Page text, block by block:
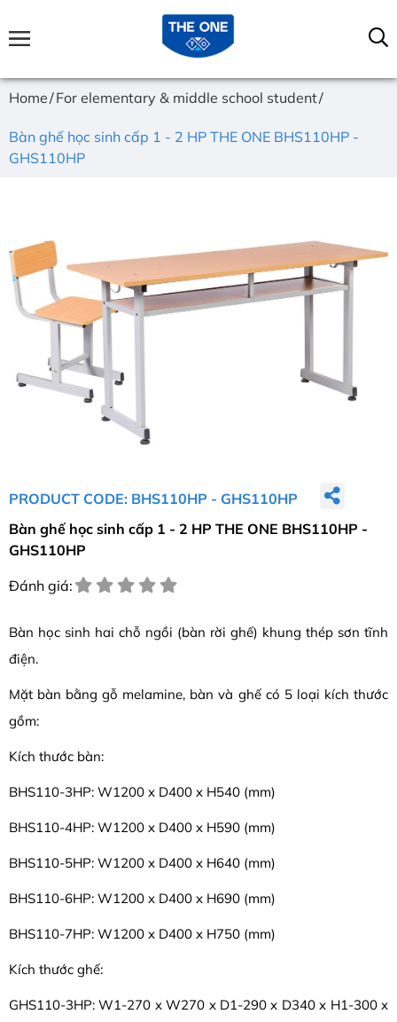
Home For elementary & middle school student
Bàn ghế học sinh cấp 1 - 2 HP THE ONE BHS110HP -
GHS110HP
PRODUCT CODE: BHS110HP - GHS110HP
Bàn ghế học sinh cấp 1 - 2 HP THE ONE BHS110HP -
GHS110HP
Đánh giá:
Bàn học sinh hai chỗ ngồi (bàn rời ghế) khung thép sơn tĩnh
điện.
Mặt bàn bằng gỗ melamine, bàn và ghế có 5 loại kích thước
gồm:
Kích thước bàn:
BHS110-3HP: W1200 x D400 x H540 (mm)
BHS110-4HP: W1200 x D400 x H590 (mm)
BHS110-5HP: W1200 x D400 x H640 (mm)
BHS110-6HP: W1200 x D400 x H690 (mm)
BHS110-7HP: W1200 x D400 x H750 (mm)
Kích thước ghế:
GHS110-3HP: W1-270 x W270 x D1-290 x D340 x H1-300 x